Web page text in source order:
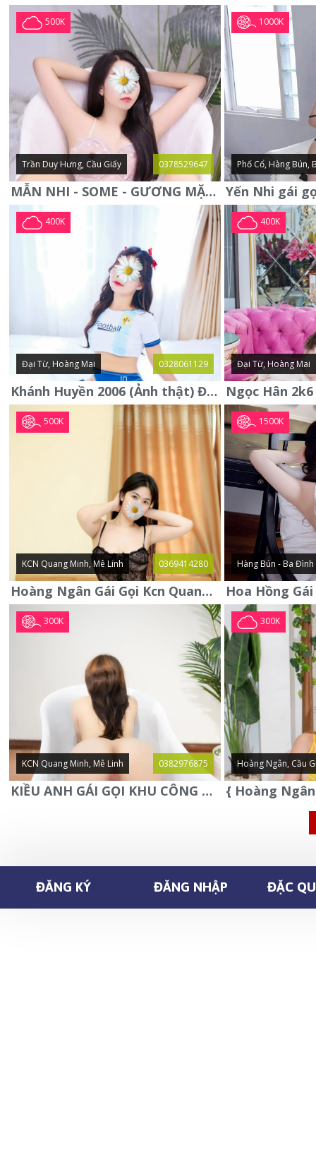
500K
Trần Duy Hưng, Cầu Giấy 0378529647
MẪN NHI - SOME - GƯƠNG MẶT XINH XẮN -CỰC CHIỀU KHÁCH
1000K
Phố Cổ, Hàng Bún,
400K
Đại Từ, Hoàng Mai 0328061129
Khánh Huyền 2006 (Ảnh thật) Đại từ - Hoàng Mai
400K
Đại Từ, Hoàng Mai
500K
KCN Quang Minh, Mê Linh 0369414280
Hoàng Ngân Gái Gọi Kcn Quang Minh - Mê Linh . Hàng Vip Lần Đầu
1500K
Hàng Bún - Ba Đình
300K
KCN Quang Minh, Mê Linh 0382976875
KIỀU ANH GÁI GỌI KHU CÔNG NGHIỆP QUANG MINH - MÊ LINH
300K
Hoàng Ngân, Cầu
ĐĂNG KÝ ĐĂNG NHẬP ĐẶC